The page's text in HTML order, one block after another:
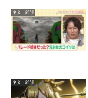
ネタ・雑談
ネタ・雑談